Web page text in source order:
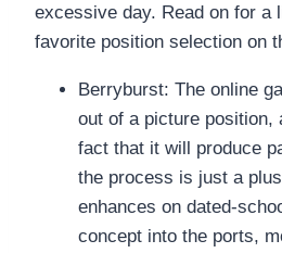
excessive day. Read on for a
favorite position selection on
Berryburst: The online
out of a picture position,
fact that it will produce
the process is just a
enhances on dated-
concept into the ports,